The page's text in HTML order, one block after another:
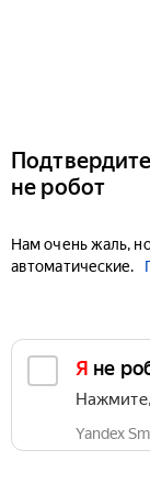
не робот
Нам очень жаль,
автоматические.
Я не
Yandex